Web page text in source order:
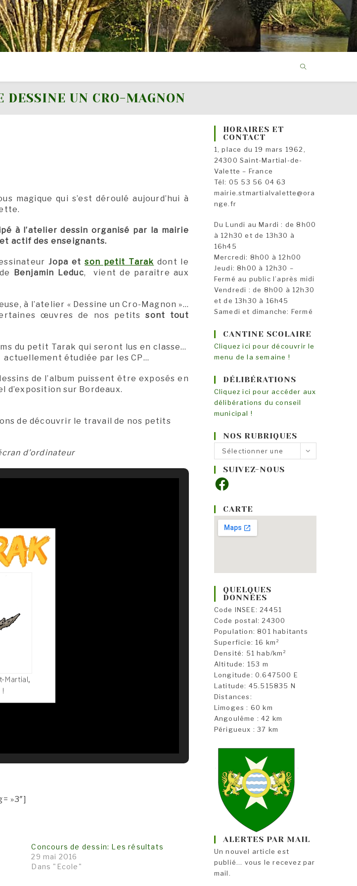
DESSINE UN CRO-MAGNON
magique qui s’est déroulé aujourd’hui à
à l’atelier dessin organisé par la mairie
actif des enseignants.
Jopa etson petit Tarak dont le
Benjamin Leduc, vient de paraître aux
à l’atelier « Dessine un Cro-Magnon »…
œuvres de nos petits sont tout
du petit Tarak qui seront lus en classe…
étudiée par les CP…
de l’album puissent être exposés en
d’exposition sur Bordeaux.
de découvrir le travail de nos petits
d’ordinateur
»3″]
Concours de dessin: Les résultats
29 mai 2016
Dans "Ecole"
HORAIRES ET
CONTACT
1, place du 19 mars 1962,
24300 Saint-Martial-de-
Valette – France
Tél: 05 53 56 04 63
mairie.stmartialvalette@ora
nge.fr
Du Lundi au Mardi : de 8h00
à 12h30 et de 13h30 à
16h45
Mercredi: 8h00 à 12h00
Jeudi: 8h00 à 12h30 –
Fermé au public l’après midi
Vendredi : de 8h00 à 12h30
et de 13h30 à 16h45
Samedi et dimanche: Fermé
CANTINE SCOLAIRE
Cliquez ici pour découvrir le
menu de la semaine !
DÉLIBÉRATIONS
Cliquez ici pour accéder aux
délibérations du conseil
municipal !
NOS RUBRIQUES
Nos
rubriques
Sélectionner une
catégorie
SUIVEZ-NOUS
Facebook
CARTE
QUELQUES
DONNÉES
Code INSEE: 24451
Code postal: 24300
Population: 801 habitants
Superficie: 16 km²
Densité: 51 hab/km²
Altitude: 153 m
Longitude: 0.647500 E
Latitude: 45.515835 N
Distances:
Limoges : 60 km
Angoulême : 42 km
Périgueux : 37 km
ALERTES PAR MAIL
Un nouvel article est
publié... vous le recevez par
mail.